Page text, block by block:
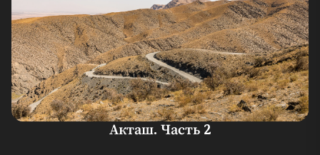
Акташ. Часть 2